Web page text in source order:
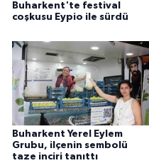
Buharkent'te festival
coşkusu Eypio ile sürdü
Buharkent Yerel Eylem
Grubu, ilçenin sembolü
taze inciri tanıttı